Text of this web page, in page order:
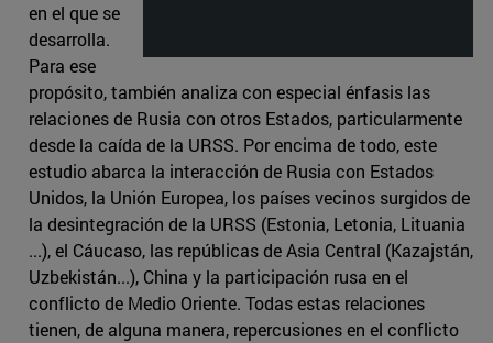
en el que se
desarrolla.
Para ese
propósito, también analiza con especial énfasis las
relaciones de Rusia con otros Estados, particularmente
desde la caída de la URSS. Por encima de todo, este
estudio abarca la interacción de Rusia con Estados
Unidos, la Unión Europea, los países vecinos surgidos de
la desintegración de la URSS (Estonia, Letonia, Lituania
...), el Cáucaso, las repúblicas de Asia Central (Kazajstán,
Uzbekistán...), China y la participación rusa en el
conflicto de Medio Oriente. Todas estas relaciones
tienen, de alguna manera, repercusiones en el conflicto